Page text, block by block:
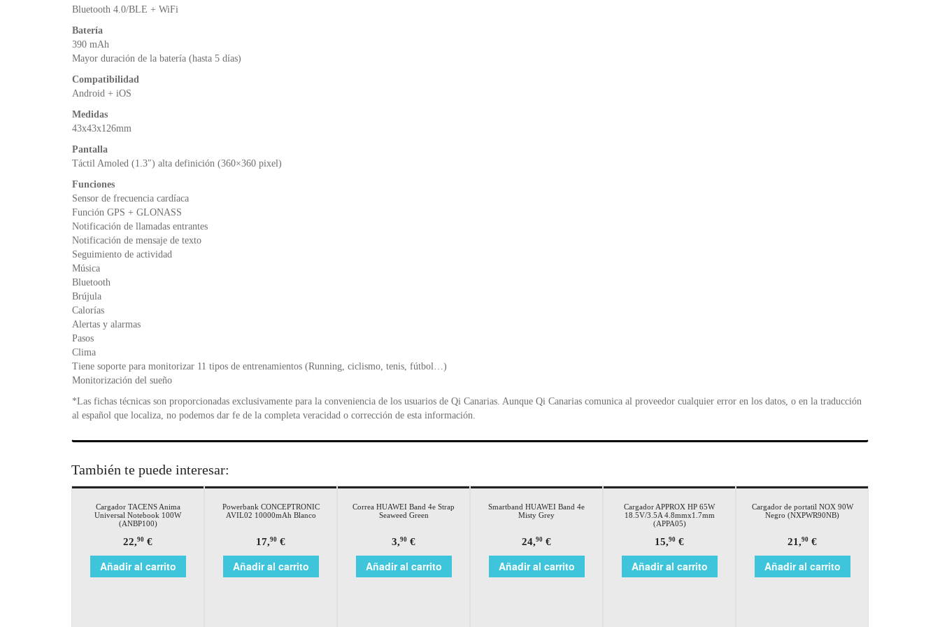
Bluetooth 4.0/BLE + WiFi
Batería
390 mAh
Mayor duración de la batería (hasta 5 días)
Compatibilidad
Android + iOS
Medidas
43x43x126mm
Pantalla
Táctil Amoled (1.3″) alta definición (360×360 pixel)
Funciones
Sensor de frecuencia cardíaca
Función GPS + GLONASS
Notificación de llamadas entrantes
Notificación de mensaje de texto
Seguimiento de actividad
Música
Bluetooth
Brújula
Calorías
Alertas y alarmas
Pasos
Clima
Tiene soporte para monitorizar 11 tipos de entrenamientos (Running, ciclismo, tenis, fútbol…)
Monitorización del sueño
*Las fichas técnicas son proporcionadas exclusivamente para la conveniencia de los usuarios de Qi Canarias. Aunque Qi Canarias comunica al proveedor cualquier error en los datos, o en la traducción
al español que localiza, no podemos dar fe de la completa veracidad o corrección de esta información.
También te puede interesar:
Cargador TACENS Anima
Universal Notebook 100W
(ANBP100)
22,90 €
Añadir al carrito
Powerbank CONCEPTRONIC
AVIL02 10000mAh Blanco
17,90 €
Añadir al carrito
Correa HUAWEI Band 4e Strap
Seaweed Green
3,90 €
Añadir al carrito
Smartband HUAWEI Band 4e
Misty Grey
24,90 €
Añadir al carrito
Cargador APPROX HP 65W
18.5V/3.5A 4.8mmx1.7mm
(APPA05)
15,90 €
Añadir al carrito
Cargador de portatil NOX 90W
Negro (NXPWR90NB)
21,90 €
Añadir al carrito